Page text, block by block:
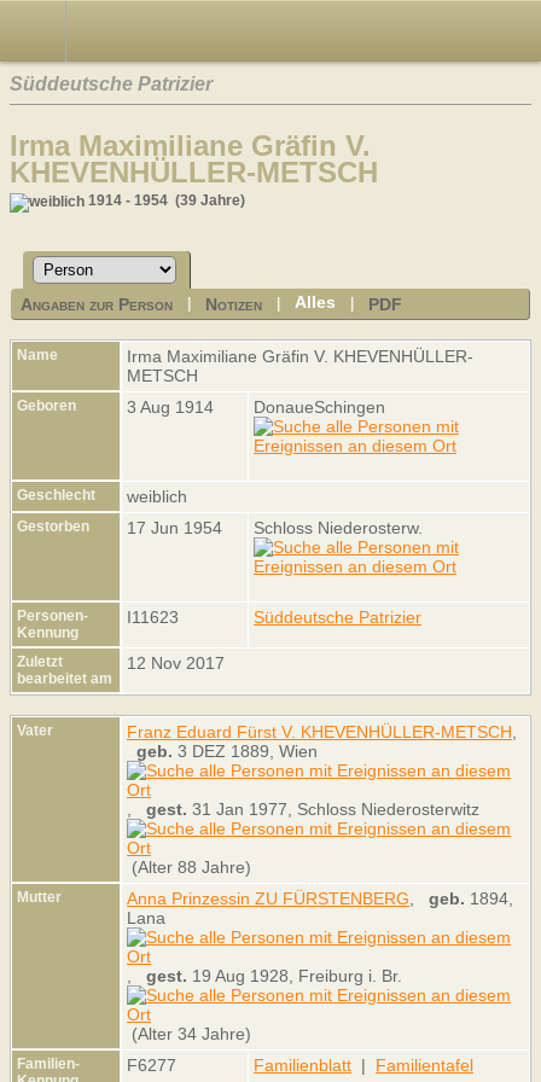
Süddeutsche Patrizier
Irma Maximiliane Gräfin V.
KHEVENHÜLLER-METSCH
1914 - 1954 (39 Jahre)
Angaben zur Person Notizen |Alles PDF
Name Irma Maximiliane Gräfin V. KHEVENHÜLLER-
METSCH
Geboren 3 Aug 1914 DonaueSchingen
Geschlecht weiblich
Gestorben 17 Jun 1954 Schloss Niederosterw.
Personen-
Kennung
I11623 Süddeutsche Patrizier
Zuletzt
bearbeitet am
12 Nov 2017
Vater Franz Eduard Fürst V. KHEVENHÜLLER-METSCH
geb. 3 DEZ 1889, Wien
gest. 31 Jan 1977, Schloss Niederosterwitz
(Alter 88 Jahre)
Mutter Anna Prinzessin ZU FÜRSTENBERG geb. 1894,
Lana
gest. 19 Aug 1928, Freiburg i. Br.
(Alter 34 Jahre)
Familien-
F6277 Familienblatt | Familientafel